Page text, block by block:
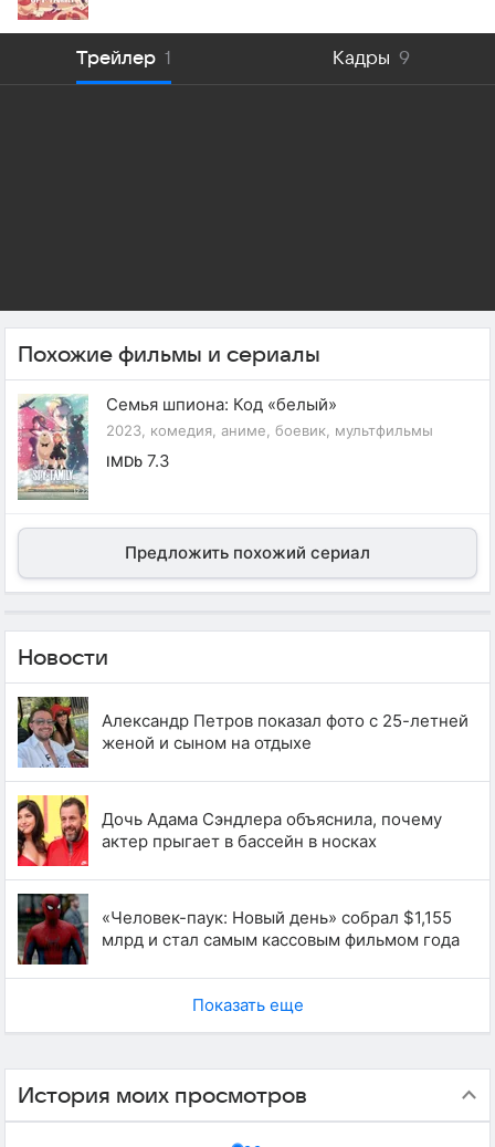
Трейлер 1 Кадры 9
Похожие фильмы и сериалы
Семья шпиона: Код «белый»
2023, комедия, аниме, боевик, мультфильмы
IMDb 7.3
Предложить похожий сериал
Новости
Александр Петров показал фото с 25-летней
женой и сыном на отдыхе
Дочь Адама Сэндлера объяснила, почему
актер прыгает в бассейн в носках
«Человек-паук: Новый день» собрал $1,155
млрд и стал самым кассовым фильмом года
Показать еще
История моих просмотров